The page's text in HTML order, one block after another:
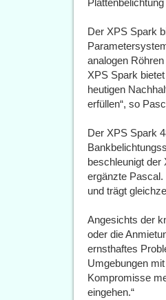
Der XPS Spark
analogen
XPS Spark
heutigen
erfüllen“, so
Der XPS Spark
beschleunigt der
ergänzte
und trägt
Angesichts der
oder die
ernsthaftes
Umgebungen
Kompromisse
eingehen.“